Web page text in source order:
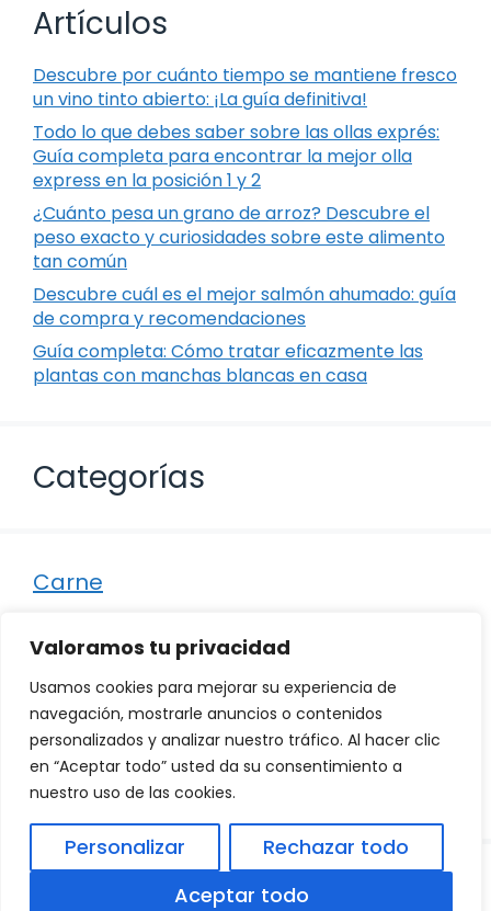
Valoramos tu privacidad
Usamos cookies para mejorar su experiencia de
navegación, mostrarle anuncios o contenidos
personalizados y analizar nuestro tráfico. Al hacer clic
en “Aceptar todo” usted da su consentimiento a
nuestro uso de las cookies.
Personalizar
Rechazar todo
Aceptar todo
Artículos
Descubre por cuánto tiempo se mantiene fresco
un vino tinto abierto: ¡La guía definitiva!
Todo lo que debes saber sobre las ollas exprés:
Guía completa para encontrar la mejor olla
express en la posición 1 y 2
¿Cuánto pesa un grano de arroz? Descubre el
peso exacto y curiosidades sobre este alimento
tan común
Descubre cuál es el mejor salmón ahumado: guía
de compra y recomendaciones
Guía completa: Cómo tratar eficazmente las
plantas con manchas blancas en casa
Categorías
Carne
Otro
Pescado
Recetas
Política de Privacidad Aviso Legal|